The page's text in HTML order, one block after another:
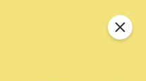
关闭